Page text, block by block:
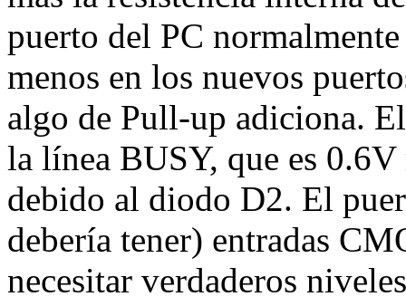
puerto del PC
menos en los nuevos
algo de Pull-up adiciona.
la línea BUSY, que es
debido al diodo D2. El
debería tener) entradas
necesitar verdaderos